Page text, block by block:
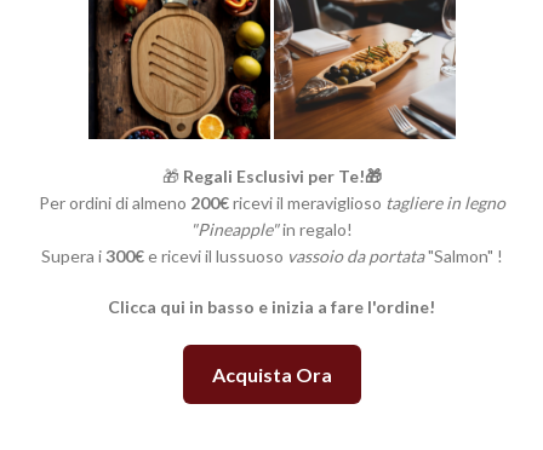
🎁 Regali Esclusivi per Te!🎁
Per ordini di almeno 200€ricevi il meraviglioso tagliere in legno
"Pineapple"in regalo!
Supera i300€e ricevi il lussuoso vassoio da portata"Salmon" !
Clicca qui in basso e inizia a fare l'ordine!
Acquista Ora